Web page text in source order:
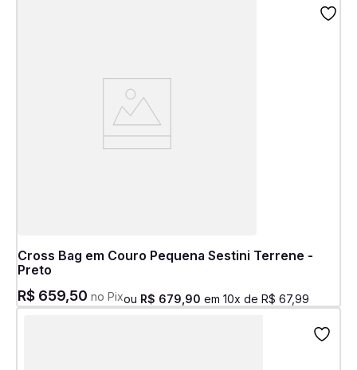
Cross Bag em Couro Pequena Sestini Terrene -
Preto
R$ 659,50 no Pixou R$ 679 90 em 10x de R$ 67,99